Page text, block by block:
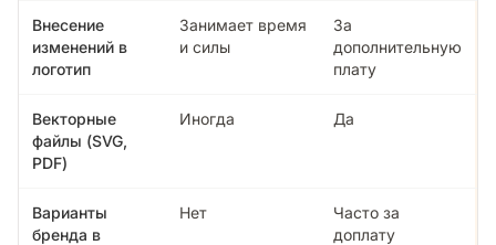
Внесение
изменений в
логотип
Занимает время
и силы
За
дополнительную
плату
Векторные
файлы (SVG,
PDF)
Иногда Да
Варианты
бренда в
Нет
Часто за
доплату